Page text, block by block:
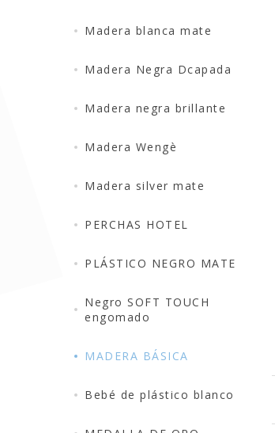
Madera blanca mate
Madera Negra Dcapada
Madera negra brillante
Madera Wengè
Madera silver mate
PERCHAS HOTEL
PLÁSTICO NEGRO MATE
Negro SOFT TOUCH
engomado
MADERA BÁSICA
Bebé de plástico blanco